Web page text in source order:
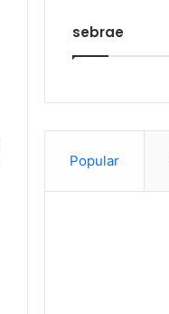
sebrae
Popular